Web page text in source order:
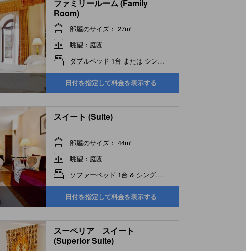
ファミリールーム (Family
Room)
部屋のサイズ： 27m²
眺望：庭園
ダブルベッド 1台 または シングルベッド 2台
日付を指定して料金を表示する
スイート (Suite)
部屋のサイズ： 44m²
眺望：庭園
ソファーベッド 1台 & シングルベッド 2台
日付を指定して料金を表示する
スーペリア スイート
(Superior Suite)